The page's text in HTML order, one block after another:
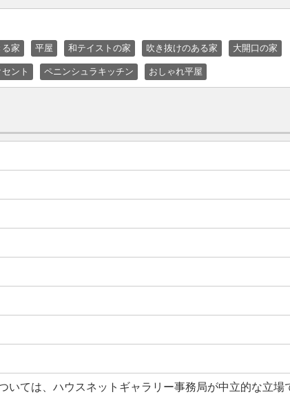
家 平屋 和テイストの家 吹き抜けのある家 大開口の家
ント ペニンシュラキッチン おしゃれ平屋
いては、ハウスネットギャラリー事務局が中立的な立場